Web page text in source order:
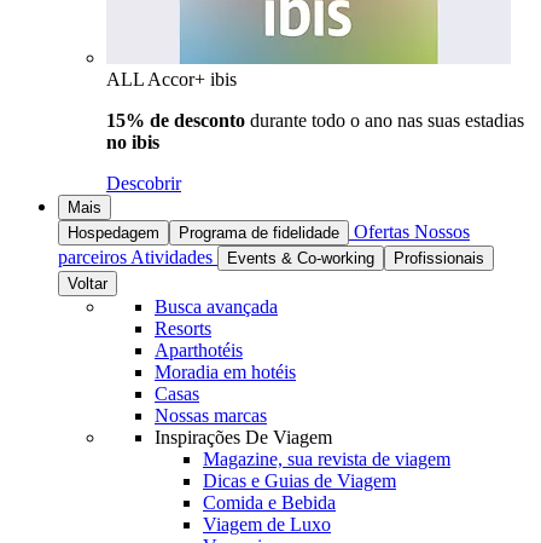
ALL Accor+ ibis
15% de desconto durante todo o ano nas suas estadias
no ibis
Descobrir
Mais
Hospedagem
Programa de fidelidade Ofertas Nossos
parceiros Atividades Events & Co-working
Profissionais
Voltar
Busca avançada
Resorts
Aparthotéis
Moradia em hotéis
Casas
Nossas marcas
Inspirações De Viagem
Magazine, sua revista de viagem
Dicas e Guias de Viagem
Comida e Bebida
Viagem de Luxo